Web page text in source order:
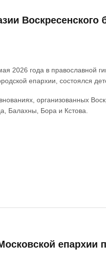
2026 года в православной
епархии, состоялся
организованных
Балахны, Бора и Кстова.
епархии